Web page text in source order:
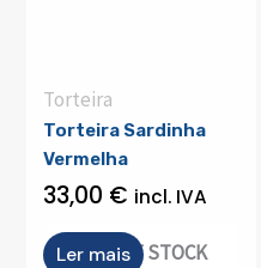
Torteira
OUT OF STOCK
Torteira Sardinha
Vermelha
33,00 € incl. IVA
Ler mais